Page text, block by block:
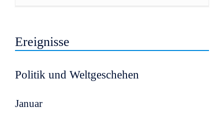
Ereignisse
Politik und Weltgeschehen
Januar